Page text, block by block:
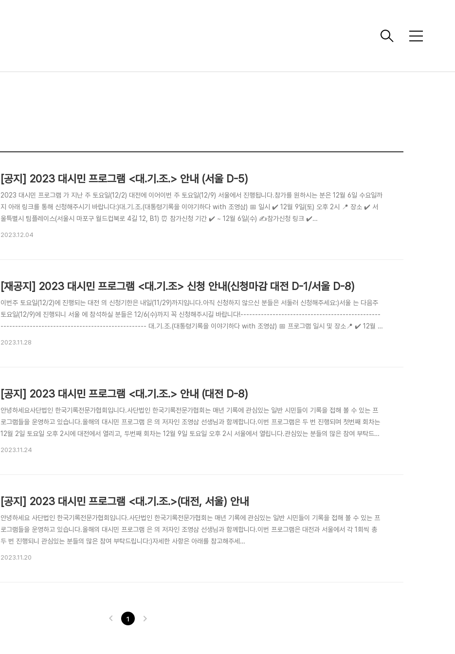
메
[공지] 2023 대시민 프로그램 <대.기.조.> 안내 (서울 D-5)
2023 대시민 프로그램 가 지난 주 토요일(12/2) 대전에 이어이번 주 토요일(12/9) 서울에서 진행됩니다.참가를 원하시는 분은 12월 6일 수요일까
지 아래 링크를 통해 신청해주시기 바랍니다:)대.기.조.(대통령기록을 이야기하다 with 조영삼) 📅 일시 ✔️ 12월 9일(토) 오후 2시 📍 장소 ✔️ 서
울특별시 팀플레이스(서울시 마포구 월드컵북로 4길 12, B1) ⏰ 참가신청 기간 ✔️ ~ 12월 6일(수) ✍️참가신청 링크 ✔️
2023.12.04
[재공지] 2023 대시민 프로그램 <대.기.조> 신청 안내(신청마감 대전 D-1/서울 D-8)
이번주 토요일(12/2)에 진행되는 대전 의 신청기한은 내일(11/29)까지입니다.아직 신청하지 않으신 분들은 서둘러 신청해주세요:)서울 는 다음주
토요일(12/9)에 진행되니 서울 에 참석하실 분들은 12/6(수)까지 꼭 신청해주시길 바랍니다!------------------------------------------------
-------------------------------------------------- 대.기.조.(대통령기록을 이야기하다 with 조영삼) 📅 프로그램 일시 및 장소📍 ✔️ 12월 2
2023.11.28
[공지] 2023 대시민 프로그램 <대.기.조.> 안내 (대전 D-8)
안녕하세요사단법인 한국기록전문가협회입니다.사단법인 한국기록전문가협회는 매년 기록에 관심있는 일반 시민들이 기록을 접해 볼 수 있는 프
로그램들을 운영하고 있습니다.올해의 대시민 프로그램 은 의 저자인 조영삼 선생님과 함께합니다.이번 프로그램은 두 번 진행되며 첫번째 회차는
12월 2일 토요일 오후 2시에 대전에서 열리고, 두번째 회차는 12월 9일 토요일 오후 2시 서울에서 열립니다.관심있는 분들의 많은 참여 부탁드립
2023.11.24
[공지] 2023 대시민 프로그램 <대.기.조.>(대전, 서울) 안내
안녕하세요 사단법인 한국기록전문가협회입니다.사단법인 한국기록전문가협회는 매년 기록에 관심있는 일반 시민들이 기록을 접해 볼 수 있는 프
로그램들을 운영하고 있습니다.올해의 대시민 프로그램 은 의 저자인 조영삼 선생님과 함께합니다.이번 프로그램은 대전과 서울에서 각 1회씩 총
두 번 진행되니 관심있는 분들의 많은 참여 부탁드립니다:)자세한 사항은 아래를 참고해주세
2023.11.20
1